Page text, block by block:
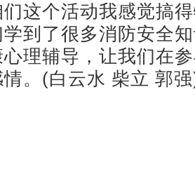
个活动我感觉搞得
到了很多消防安全
理辅导，让我们在
。(白云水 柴立 郭